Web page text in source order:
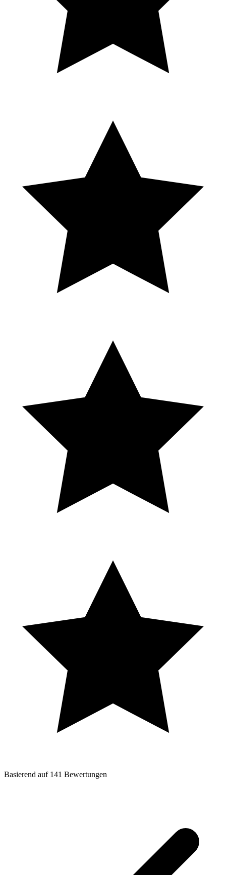
Basierend auf 141 Bewertungen